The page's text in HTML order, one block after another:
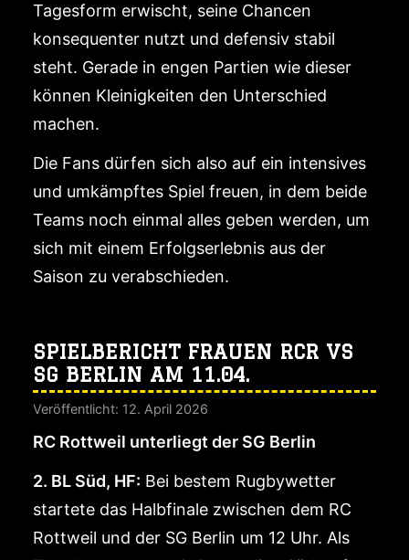
Tagesform erwischt, seine Chancen
konsequenter nutzt und defensiv stabil
steht. Gerade in engen Partien wie dieser
können Kleinigkeiten den Unterschied
machen.
Die Fans dürfen sich also auf ein intensives
und umkämpftes Spiel freuen, in dem beide
Teams noch einmal alles geben werden, um
sich mit einem Erfolgserlebnis aus der
Saison zu verabschieden.
SPIELBERICHT FRAUEN RCR VS
SG BERLIN AM 11.04.
Veröffentlicht: 12. April 2026
RC Rottweil unterliegt der SG Berlin
2. BL Süd, HF: Bei bestem Rugbywetter
startete das Halbfinale zwischen dem RC
Rottweil und der SG Berlin um 12 Uhr. Als